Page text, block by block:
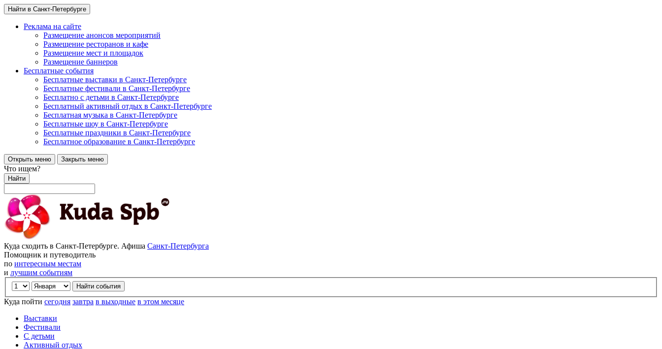
Найти в Санкт-Петербурге
Реклама на сайте
Размещение анонсов мероприятий
Размещение ресторанов и кафе
Размещение мест и площадок
Размещение баннеров
Бесплатные события
Бесплатные выставки в Санкт-Петербурге
Бесплатные фестивали в Санкт-Петербурге
Бесплатно с детьми в Санкт-Петербурге
Бесплатный активный отдых в Санкт-Петербурге
Бесплатная музыка в Санкт-Петербурге
Бесплатные шоу в Санкт-Петербурге
Бесплатные праздники в Санкт-Петербурге
Бесплатное образование в Санкт-Петербурге
Открыть меню Закрыть меню
Что ищем?
Найти
Куда сходить в Санкт-Петербурге. Афиша Санкт-Петербурга
Помощник и путеводитель
по интересным местам
и лучшим событиям
Куда пойти сегодня завтра в выходные в этом месяце
Выставки
Фестивали
С детьми
Активный отдых